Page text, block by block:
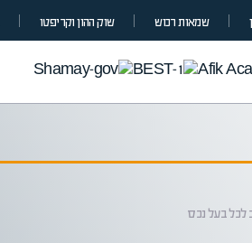
שמאות רכוש שוק ההון וקריפטו
לכל בעל נכס